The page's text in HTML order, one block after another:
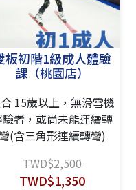
板初階1級成人體驗
課（桃園店）
15歲以上，無滑雪機
者，或尚未能連續轉
彎(含三角形連續轉彎)
TWD$2,500
TWD$1,350